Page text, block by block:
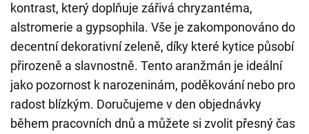
kontrast, který doplňuje zářivá chryzantéma,
alstromerie a gypsophila. Vše je zakomponováno do
decentní dekorativní zeleně, díky které kytice působí
přirozeně a slavnostně. Tento aranžmán je ideální
jako pozornost k narozeninám, poděkování nebo pro
radost blízkým. Doručujeme v den objednávky
během pracovních dnů a můžete si zvolit přesný čas